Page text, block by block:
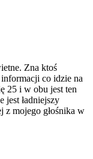
Zna ktoś
co idzie na
25 i w obu jest ten
jest ładniejszy
z mojego głośnika w